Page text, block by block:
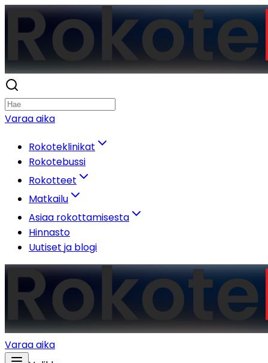
Varaa aika
Rokoteklinikat
Rokotebussi
Rokotteet
Matkailu
Asiaa rokottamisesta
Hinnasto
Uutiset ja blogi
Varaa aika